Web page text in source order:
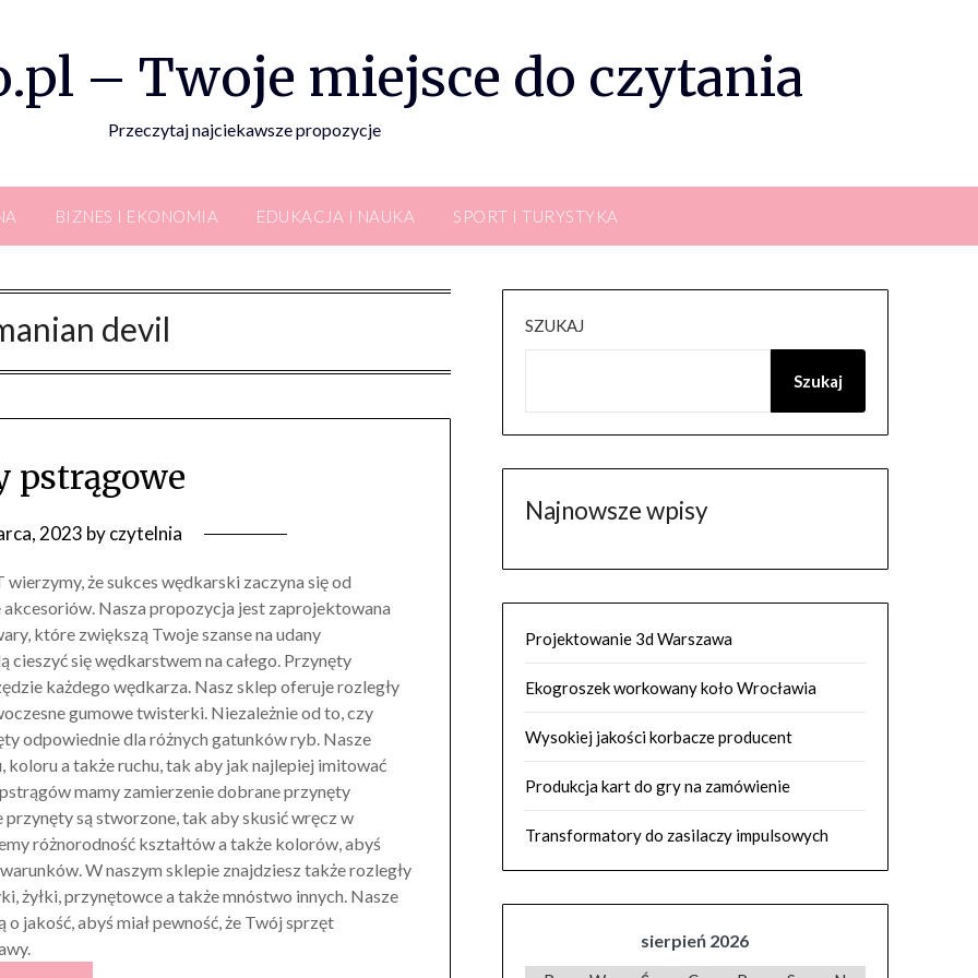
– Twoje miejsce do czytania
Przeczytaj najciekawsze propozycje
BIZNES I EKONOMIA EDUKACJA I NAUKA SPORT I TURYSTYKA
devil
pstrągowe
2023 byczytelnia
że sukces wędkarski zaczyna się od
Nasza propozycja jest zaprojektowana
które zwiększą Twoje szanse na udany
cieszyć się wędkarstwem na całego. Przynęty
każdego wędkarza. Nasz sklep oferuje rozległy
gumowe twisterki. Niezależnie od to, czy
odpowiednie dla różnych gatunków ryb. Nasze
a także ruchu, tak aby jak najlepiej imitować
mamy zamierzenie dobrane przynęty
są stworzone, tak aby skusić wręcz w
różnorodność kształtów a także kolorów, abyś
W naszym sklepie znajdziesz także rozległy
żyłki, przynętowce a także mnóstwo innych. Nasze
jakość, abyś miał pewność, że Twój sprzęt
SZUKAJ
Szukaj
Najnowsze wpisy
Projektowanie 3d Warszawa
Ekogroszek workowany koło Wrocławia
Wysokiej jakości korbacze producent
Produkcja kart do gry na zamówienie
Transformatory do zasilaczy impulsowych
sierpień 2026